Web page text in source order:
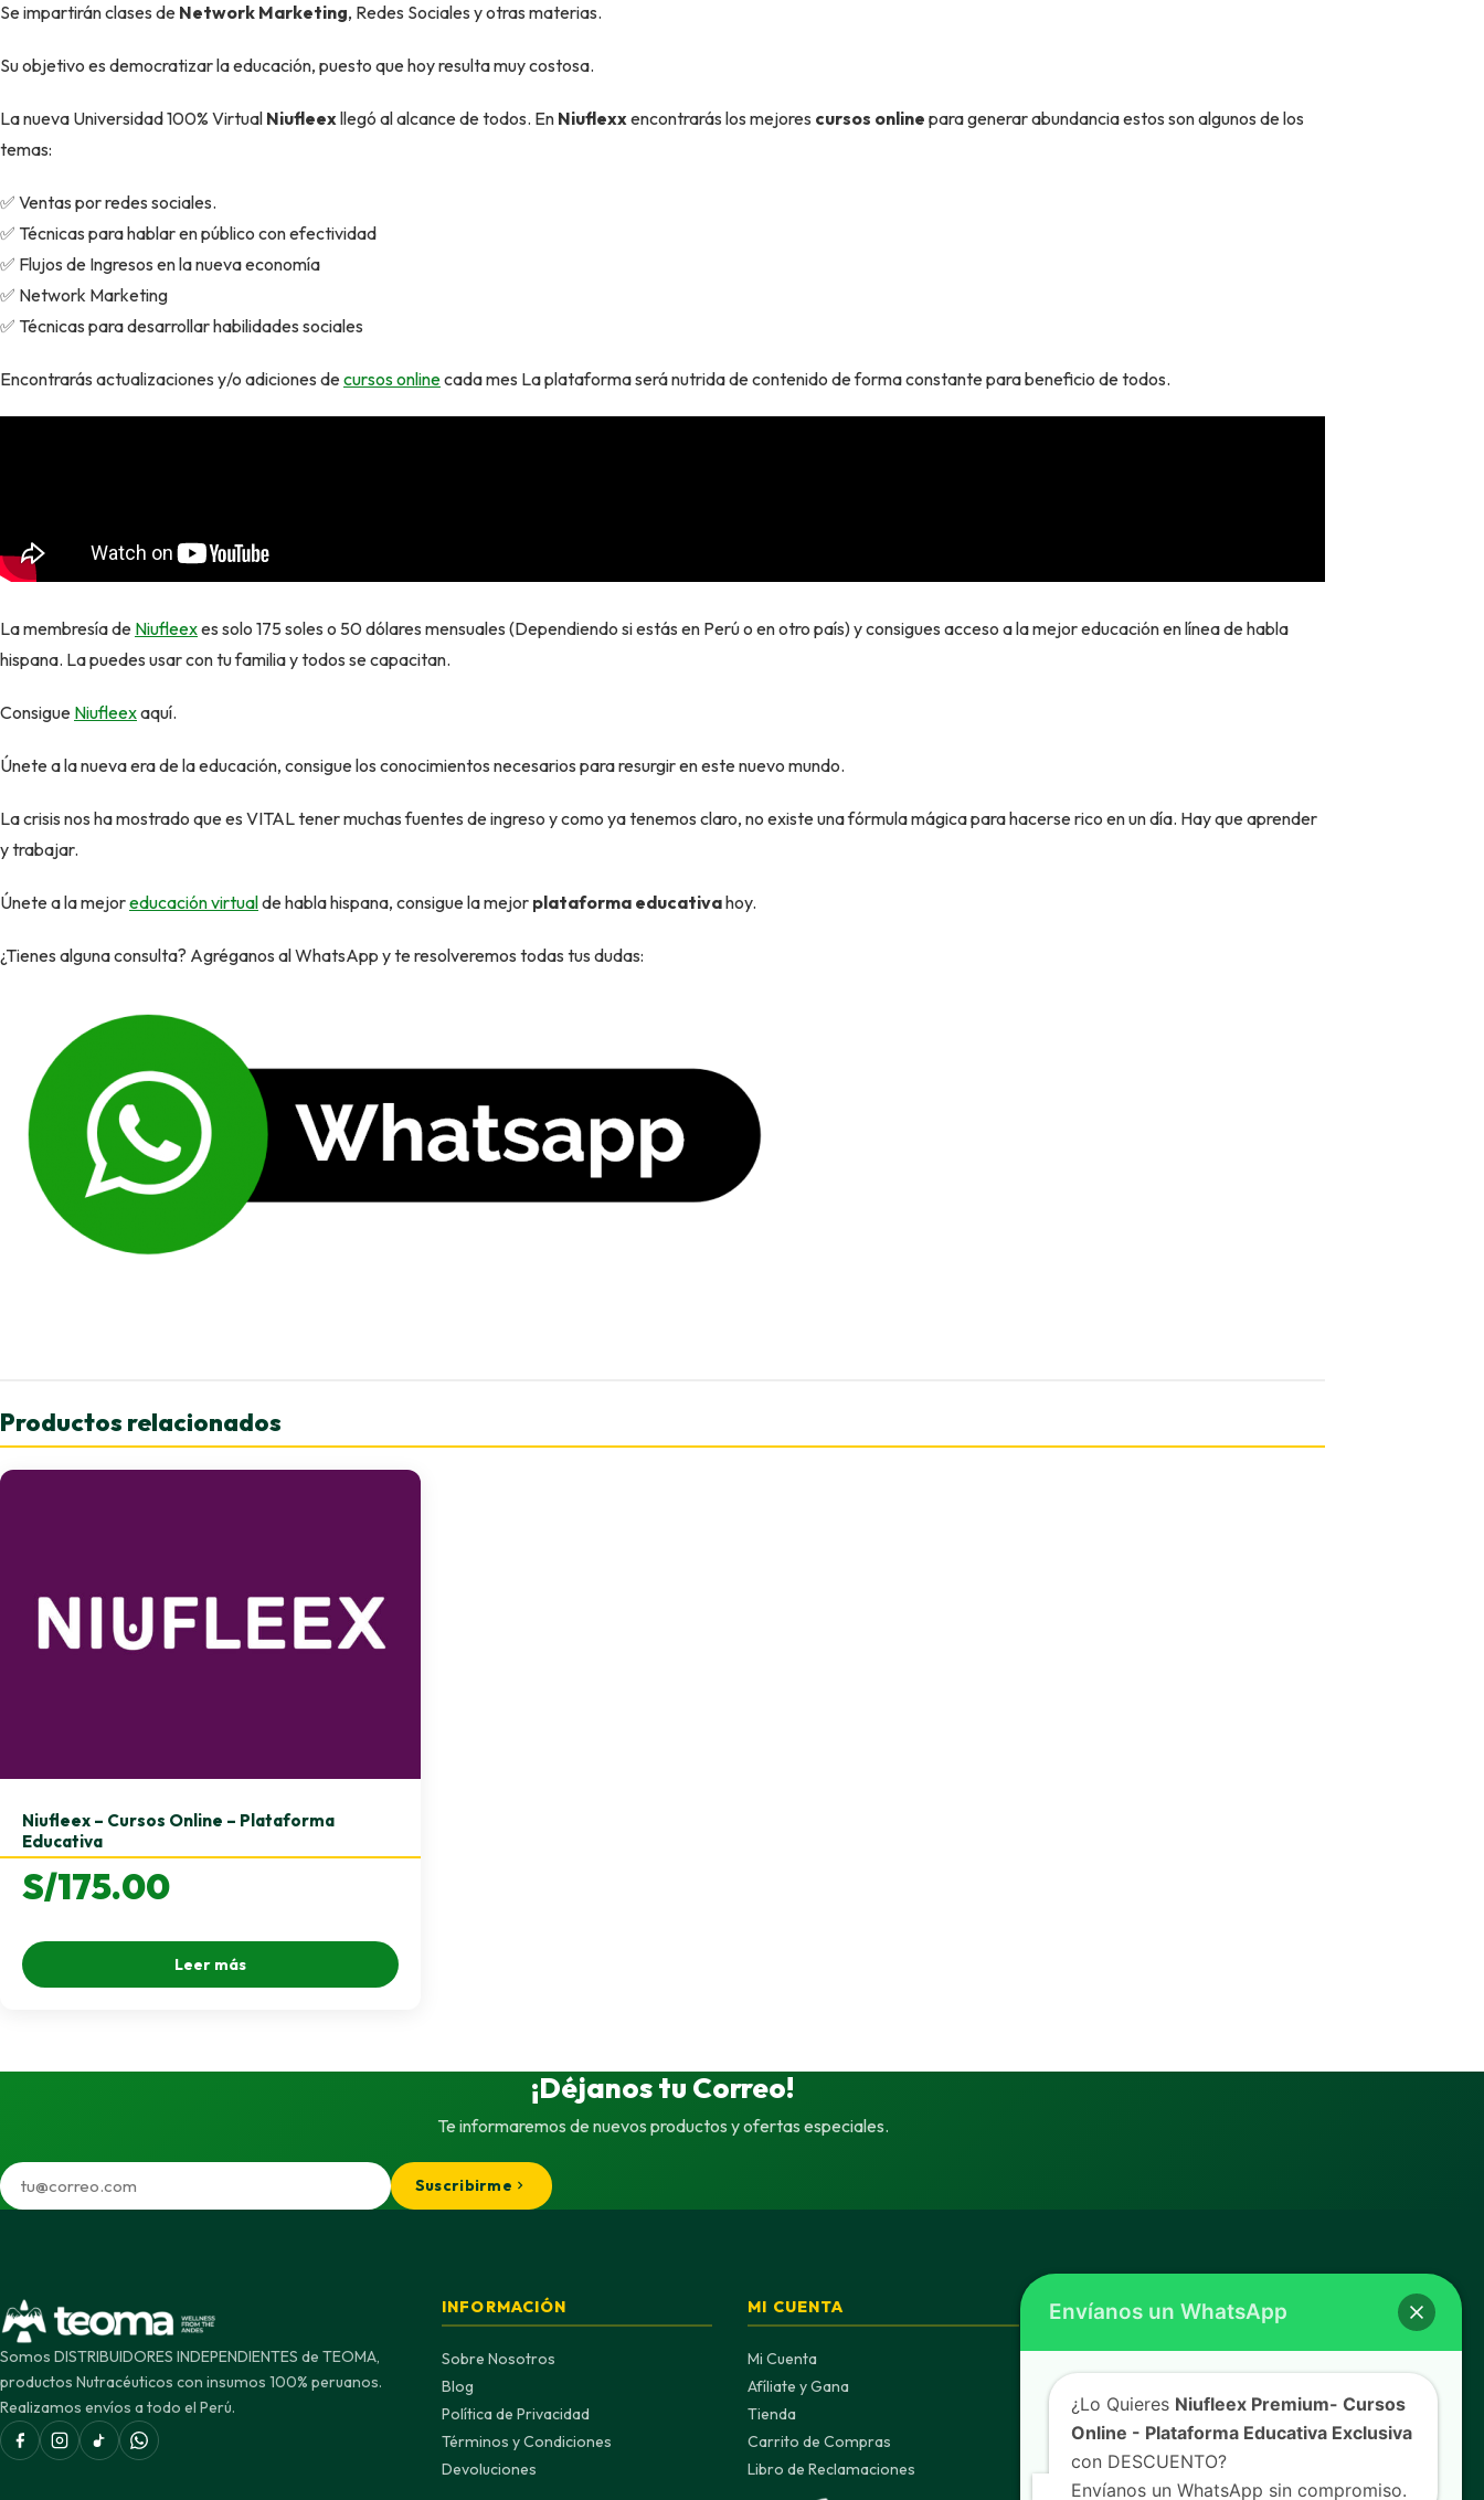
Se impartirán clases de Network Marketing, Redes Sociales y otras materias.
Su objetivo es democratizar la educación, puesto que hoy resulta muy costosa.
La nueva Universidad 100% Virtual Niufleexllegó al alcance de todos. En Niuflexxencontrarás los mejores cursos online para generar abundancia estos son algunos de los
temas:
✅ Ventas por redes sociales.
✅ Técnicas para hablar en público con efectividad
✅ Flujos de Ingresos en la nueva economía
✅ Network Marketing
✅ Técnicas para desarrollar habilidades sociales
Encontrarás actualizaciones y/o adiciones decursos onlinecada mes La plataforma será nutrida de contenido de forma constante para beneficio de todos.
La membresía de Niufleexes solo 175 soles o 50 dólares mensuales (Dependiendo si estás en Perú o en otro país) y consigues acceso a la mejor educación en línea de habla
hispana. La puedes usar con tu familia y todos se capacitan.
Consigue Niufleexaquí.
Únete a la nueva era de la educación, consigue los conocimientos necesarios para resurgir en este nuevo mundo.
La crisis nos ha mostrado que es VITAL tener muchas fuentes de ingreso y como ya tenemos claro, no existe una fórmula mágica para hacerse rico en un día. Hay que aprender
y trabajar.
Únete a la mejoreducación virtualde habla hispana, consigue la mejor plataforma educativahoy.
¿Tienes alguna consulta? Agréganos al WhatsApp y te resolveremos todas tus dudas:
Productos relacionados
Niufleex – Cursos Online – Plataforma
Educativa
S/175.00
Leer más
¡Déjanos tu Correo!
Te informaremos de nuevos productos y ofertas especiales.
Suscribirme
Somos DISTRIBUIDORES INDEPENDIENTES de TEOMA,
productos Nutracéuticos con insumos 100% peruanos.
Realizamos envíos a todo el Perú.
INFORMACIÓN
Sobre Nosotros
Blog
Política de Privacidad
Términos y Condiciones
Devoluciones
MI CUENTA
Mi Cuenta
Afíliate y Gana
Tienda
Carrito de Compras
Libro de Reclamaciones
CONTACTO
(+51) 924 289 532
(+51) 932 097 673
ventas@teoma.life
Perú — Envíos a todo el país
Envíanos un WhatsApp
¿Lo Quieres Niufleex Premium- Cursos
Online - Plataforma Educativa Exclusiva
con DESCUENTO?
Envíanos un WhatsApp sin compromiso.